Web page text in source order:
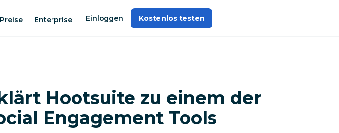
Preise Enterprise Einloggen Kostenlos testen
Hootsuite zu einem der
Engagement Tools